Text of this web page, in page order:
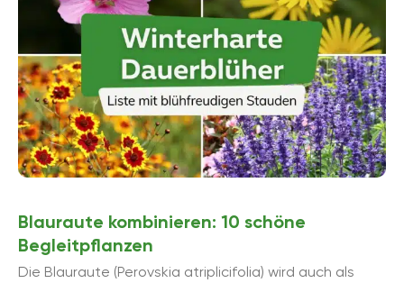
Blauraute kombinieren: 10 schöne
Begleitpflanzen
Die Blauraute (Perovskia atriplicifolia) wird auch als